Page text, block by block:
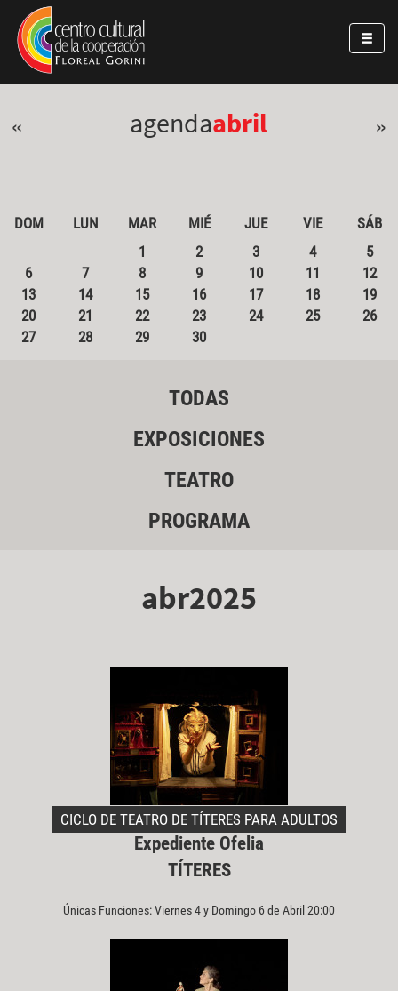
Pasar al contenido principal
Jump to main content
« agendaabril »
DOM LUN MAR MIÉ JUE VIE
SÁB
1
2 3 4
5
6
7 8 9 10 11
12
13
14 15 16 17 18
19
20
21 22 23 24 25
26
27
28 29 30
TODAS
EXPOSICIONES
TEATRO
PROGRAMA
abr2025
CICLO DE TEATRO DE TÍTERES PARA ADULTOS
Expediente Ofelia
TÍTERES
Únicas Funciones: Viernes 4 y Domingo 6 de Abril 20:00